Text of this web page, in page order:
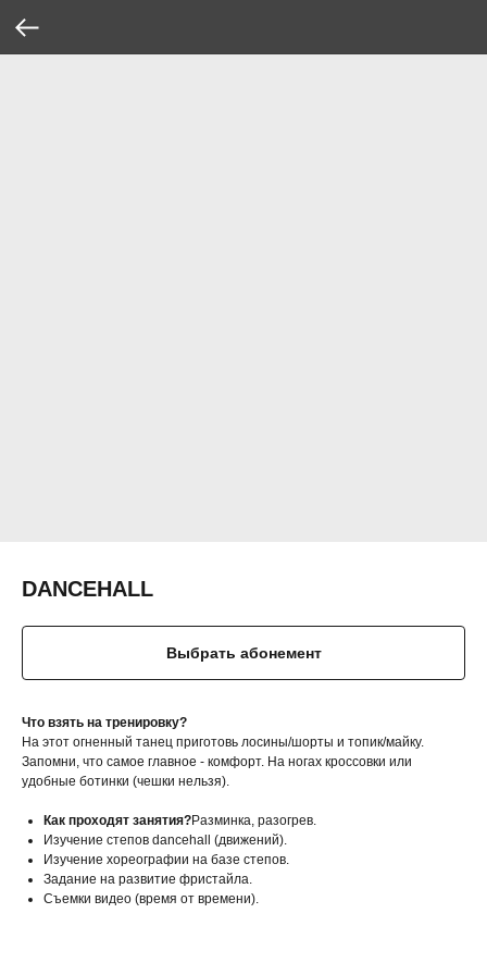
DANCEHALL
Выбрать абонемент
Что взять на тренировку?
На этот огненный танец приготовь лосины/шорты и топик/майку.
Запомни, что самое главное - комфорт. На ногах кроссовки или
удобные ботинки (чешки нельзя).
Как проходят занятия?Разминка, разогрев.
Изучение степов dancehall (движений).
Изучение хореографии на базе степов.
Задание на развитие фристайла.
Съемки видео (время от времени).